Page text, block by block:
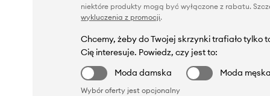
niektóre produkty mogą być wyłączone z rabatu.
wykluczenia z promocji.
Chcemy, żeby do Twojej skrzynki trafiało tylko
Cię interesuje. Powiedz, czy jest to:
Moda damska
Moda męska
Wybór oferty jest opcjonalny